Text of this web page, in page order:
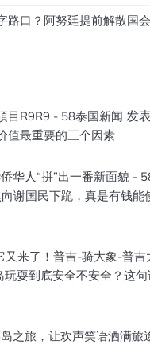
路口？阿努廷提前解散国
目R9R9 - 58泰国新闻 发
值最重要的三个因素
华人“拼”出一番新面貌 -
谢国民下跪，真是有钱能
又来了！普吉-骑大象-普
玩耍到底安全不安全？这
之旅，让欢声笑语洒满旅